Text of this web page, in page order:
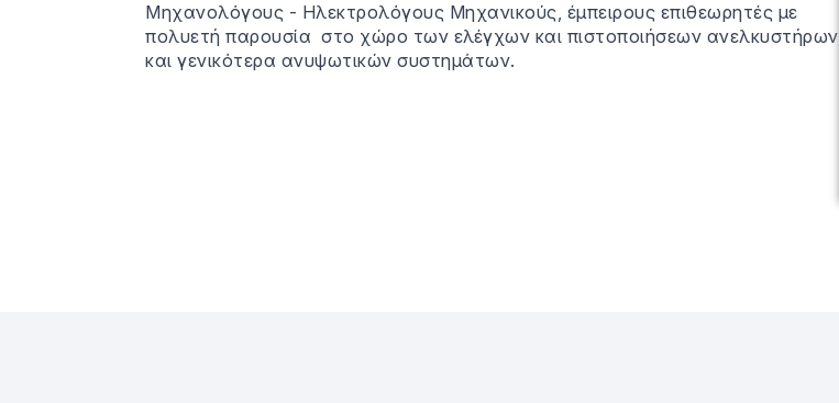
Μηχανολόγους - Ηλεκτρολόγους Μηχανικούς, έμπειρους επιθεωρητές με
πολυετή παρουσία στο χώρο των ελέγχων και πιστοποιήσεων ανελκυστήρων
και γενικότερα ανυψωτικών συστημάτων.